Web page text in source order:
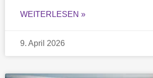
WEITERLESEN »
9. April 2026